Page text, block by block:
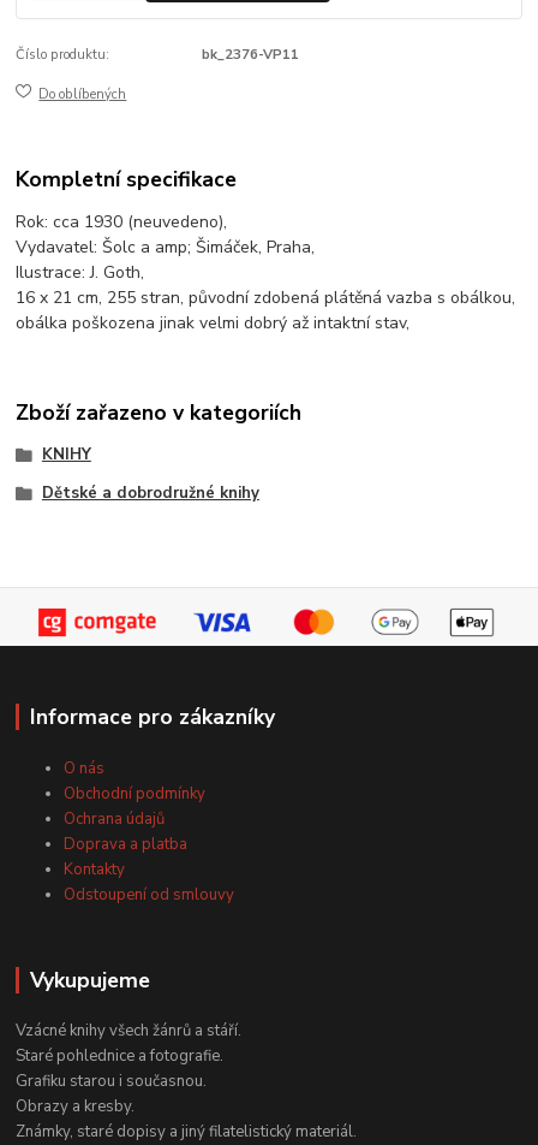
Číslo produktu: bk_2376-VP11
Do oblíbených
Kompletní specifikace
Rok: cca 1930 (neuvedeno),
Vydavatel: Šolc a amp; Šimáček, Praha,
Ilustrace: J. Goth,
16 x 21 cm, 255 stran, původní zdobená plátěná vazba s obálkou,
obálka poškozena jinak velmi dobrý až intaktní stav,
Zboží zařazeno v kategoriích
KNIHY
Dětské a dobrodružné knihy
Informace pro zákazníky
O nás
Obchodní podmínky
Ochrana údajů
Doprava a platba
Kontakty
Odstoupení od smlouvy
Vykupujeme
Vzácné knihy všech žánrů a stáří.
Staré pohlednice a fotografie.
Grafiku starou i současnou.
Obrazy a kresby.
Známky, staré dopisy a jiný filatelistický materiál.